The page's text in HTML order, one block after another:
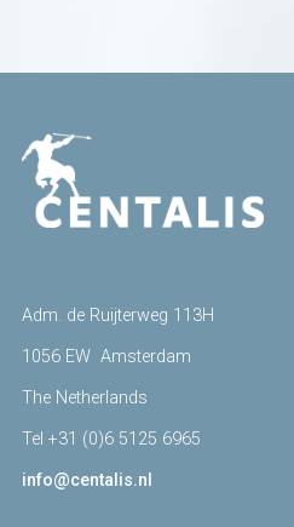
Adm. de Ruijterweg 113H
1056 EW Amsterdam
The Netherlands
Tel +31 (0)6 5125 6965
info@centalis.nl